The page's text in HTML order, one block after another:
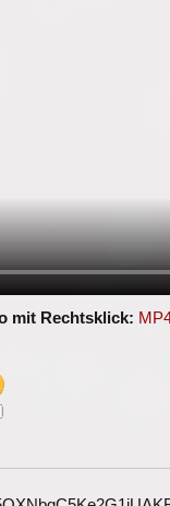
mit Rechtsklick: